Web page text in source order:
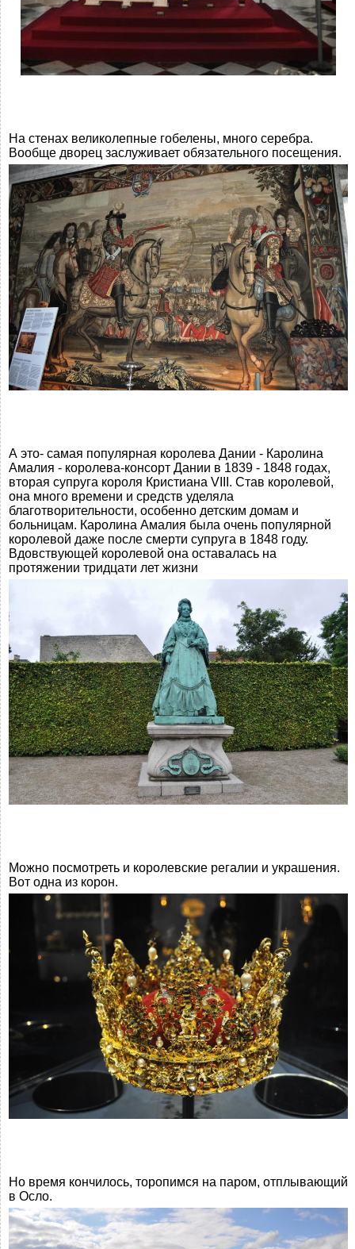
На стенах великолепные гобелены, много серебра.
Вообще дворец заслуживает обязательного посещения.
А это- самая популярная королева Дании - Каролина
Амалия - королева-консорт Дании в 1839 - 1848 годах,
вторая супруга короля Кристиана VIII. Став королевой,
она много времени и средств уделяла
благотворительности, особенно детским домам и
больницам. Каролина Амалия была очень популярной
королевой даже после смерти супруга в 1848 году.
Вдовствующей королевой она оставалась на
протяжении тридцати лет жизни
Можно посмотреть и королевские регалии и украшения.
Вот одна из корон.
Но время кончилось, торопимся на паром, отплывающий
в Осло.